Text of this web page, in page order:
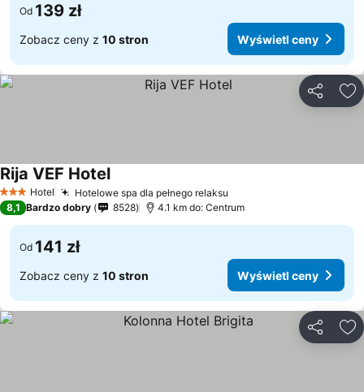
Od 139 zł
Zobacz ceny z 10 stron Wyświetl ceny
3 Kategoria
Hotel Hotelowe spa dla pełnego relaksu
Rija VEF Hotel
8,1 Bardzo dobry 8528 4.1 km do: Centrum
Od 141 zł
Zobacz ceny z 10 stron Wyświetl ceny